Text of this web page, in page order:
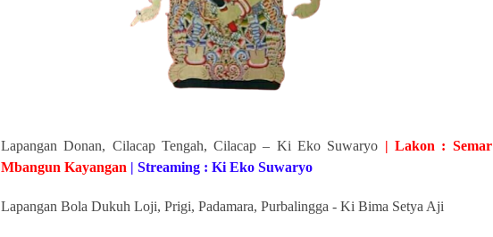
Lapangan Donan, Cilacap Tengah, Cilacap – Ki Eko Suwaryo | Lakon : Semar
Mbangun Kayangan | Streaming : Ki Eko Suwaryo
Lapangan Bola Dukuh Loji, Prigi, Padamara, Purbalingga - Ki Bima Setya Aji